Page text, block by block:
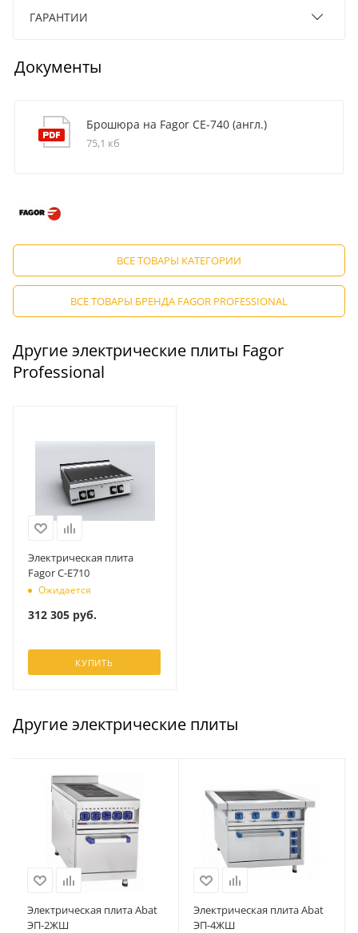
ГАРАНТИИ
Документы
Брошюра на Fagor CE-740 (англ.)
75,1 кб
ВСЕ ТОВАРЫ КАТЕГОРИИ
ВСЕ ТОВАРЫ БРЕНДА FAGOR PROFESSIONAL
Другие электрические плиты Fagor
Professional
Электрическая плита
Fagor C-E710
Ожидается
312 305 руб.
КУПИТЬ
Другие электрические плиты
Электрическая плита Abat
ЭП-2ЖШ
Электрическая плита Abat
ЭП-4ЖШ